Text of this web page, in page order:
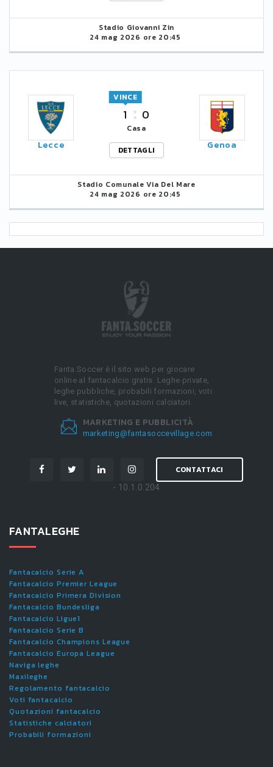
Stadio Giovanni Zin
24 mag 2026 ore 20:45
Lecce
1
VINCE
0
Casa
DETTAGLI
Genoa
Stadio Comunale Via Del Mare
24 mag 2026 ore 20:45
Fanta.Soccer è il sito web per giocare
online al fantacalcio gratis. Leghe private,
leghe pubbliche, probabili formazioni, voti
live, statistiche, quotazioni calciatori.
MARKETING E PUBBLICITÀ
marketing@fantasoccevillage.com
CONTATTACI
- 10.1.0.204
FANTALEGHE
Fantacalcio Serie A
Fantacalcio Premier League
Fantacalcio Primera Division
Fantacalcio Bundesliga
Fantacalcio Ligue1
Fantacalcio Serie B
Fantacalcio Champions League
Fantacalcio Europa League
Naviga leghe
Maxileghe
Regolamento fantacalcio
Voti fantacalcio
Quotazioni fantacalcio
Statistiche calciatori
Probabili formazioni